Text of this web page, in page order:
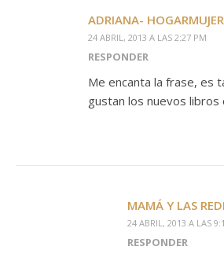
ADRIANA- HOGARMUJER
24 ABRIL, 2013 A LAS 2:27 PM
RESPONDER
Me encanta la frase, es
gustan los nuevos libros
MAMÁ Y LAS
24 ABRIL, 2013 A LAS
RESPONDER